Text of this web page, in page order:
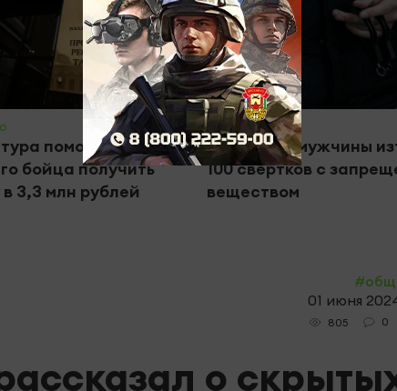
помогла сыну
бойца получить
3,3 млн рублей
#Крим - инфо
В Казани у мужчины
100 свертков с
веществом
01 июня
805 0
о